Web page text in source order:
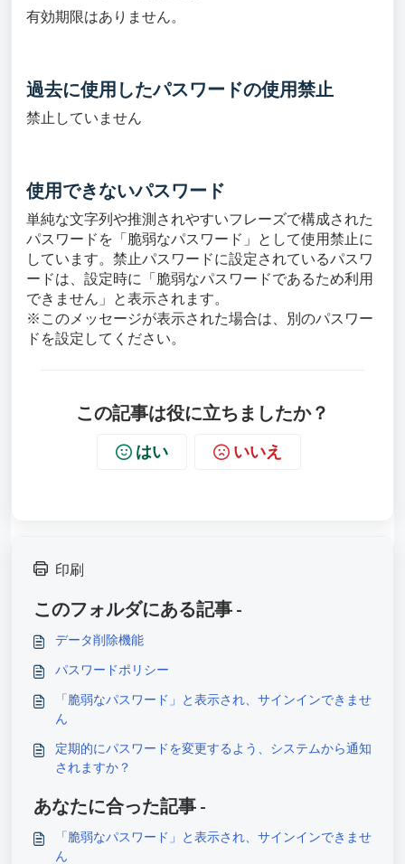
有効期限はありません。
過去に使用したパスワードの使用禁止
禁止していません
使用できないパスワード
単純な文字列や推測されやすいフレーズで構成された
パスワードを「脆弱なパスワード」として使用禁止に
しています。禁止パスワードに設定されているパスワ
ードは、設定時に「脆弱なパスワードであるため利用
できません」と表示されます。
※このメッセージが表示された場合は、別のパスワー
ドを設定してください。
この記事は役に立ちましたか？
はい いいえ
印刷
このフォルダにある記事 -
データ削除機能
パスワードポリシー
「脆弱なパスワード」と表示され、サインインできませ
ん
定期的にパスワードを変更するよう、システムから通知
されますか？
あなたに合った記事 -
「脆弱なパスワード」と表示され、サインインできませ
ん